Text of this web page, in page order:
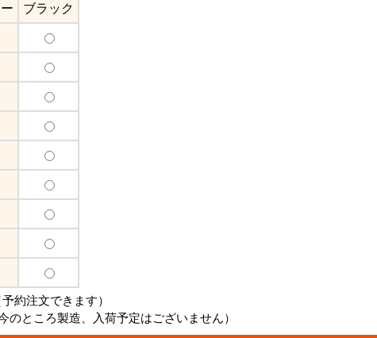
ブラック
約注文できます）
のところ製造、入荷予定はございません）